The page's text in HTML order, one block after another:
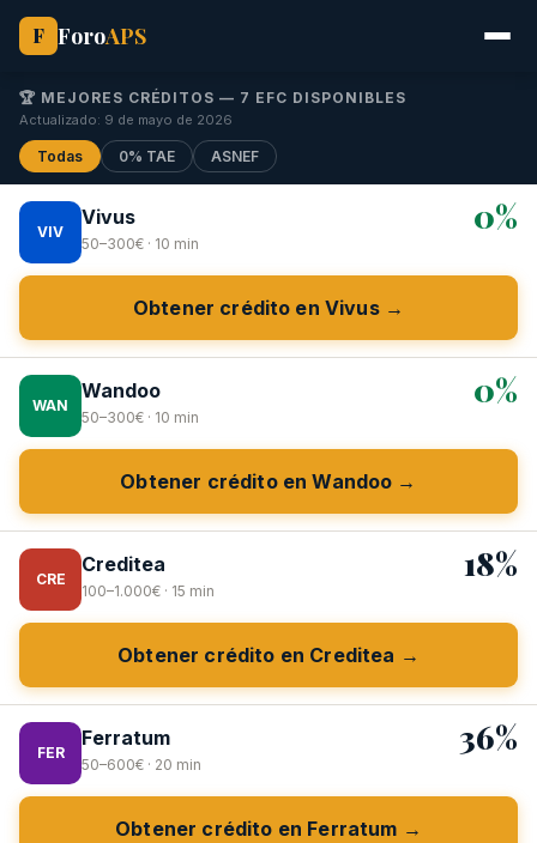
F ForoAPS
🏆 MEJORES CRÉDITOS — 7 EFC DISPONIBLES
Actualizado: 9 de mayo de 2026
Todas 0% TAE ASNEF
VIV
Vivus
50–300€ · 10 min
0%
Obtener crédito en Vivus →
WAN
Wandoo
50–300€ · 10 min
0%
Obtener crédito en Wandoo →
CRE
Creditea
100–1.000€ · 15 min
18%
Obtener crédito en Creditea →
FER
Ferratum
50–600€ · 20 min
36%
Obtener crédito en Ferratum →